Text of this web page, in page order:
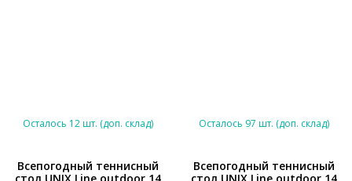
Осталось 12 шт. (доп. склад)
Всепогодный теннисный
Осталось 97 шт. (доп. склад)
Всепогодный теннисный